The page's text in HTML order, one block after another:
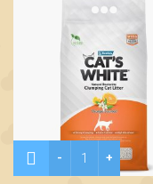
Количество